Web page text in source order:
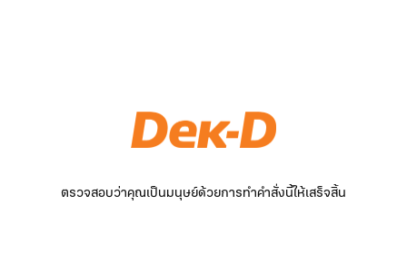
ตรวจสอบว่าคุณเป็นมนุษย์ด้วยการทำคำสั่งนี้ให้เสร็จสิ้น